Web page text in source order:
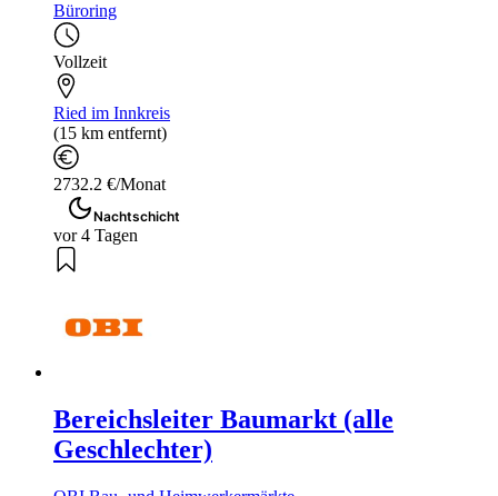
Büroring
Vollzeit
Ried im Innkreis
(15 km entfernt)
2732.2 €/Monat
Nachtschicht
vor 4 Tagen
Bereichsleiter Baumarkt (alle
Geschlechter)